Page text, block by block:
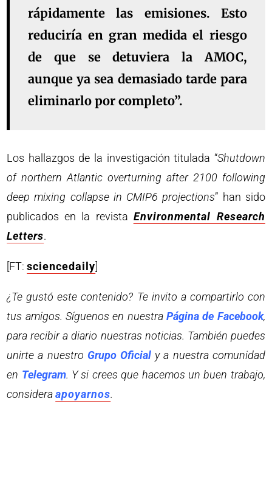
rápidamente las emisiones. Esto
reduciría en gran medida el riesgo
de que se detuviera la AMOC,
aunque ya sea demasiado tarde para
eliminarlo por completo”.
Los hallazgos de la investigación titulada “Shutdown
of northern Atlantic overturning after 2100 following
deep mixing collapse in CMIP6 projections” han sido
publicados en la revista Environmental Research
Letters.
[FT:sciencedaily
¿Te gustó este contenido? Te invito a compartirlo con
tus amigos. Síguenos en nuestraPágina de Facebook,
para recibir a diario nuestras noticias. También puedes
unirte a nuestro Grupo Oficial y a nuestra comunidad
en Telegram. Y si crees que hacemos un buen trabajo,
consideraapoyarnos.